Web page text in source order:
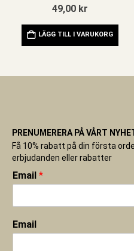
49,00 kr
LÄGG TILL I VARUKORG
PRENUMERERA PÅ VÅRT
Få 10% rabatt på din första
erbjudanden eller rabatter
Email *
Email